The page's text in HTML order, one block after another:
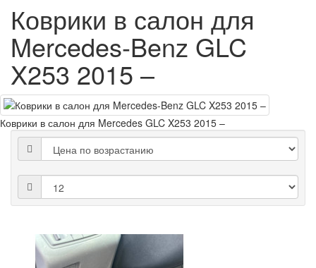
Коврики в салон для
Mercedes-Benz GLC
X253 2015 –
Коврики в салон для Mercedes GLC X253 2015 –